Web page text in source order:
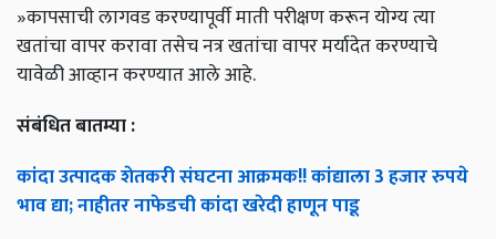
»कापसाची लागवड करण्यापूर्वी माती परीक्षण करून योग्य त्या
खतांचा वापर करावा तसेच नत्र खतांचा वापर मर्यादेत करण्याचे
यावेळी आव्हान करण्यात आले आहे.
संबंधित बातम्या :
कांदा उत्पादक शेतकरी संघटना आक्रमक!! कांद्याला 3 हजार रुपये
भाव द्या; नाहीतर नाफेडची कांदा खरेदी हाणून पाडू